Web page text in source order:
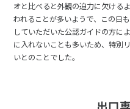
オと比べると外観の迫力に欠ける
われることが多いようで、この日
していただいた公認ガイドの方に
に入れないことも多いため、特別
いとのことでした。